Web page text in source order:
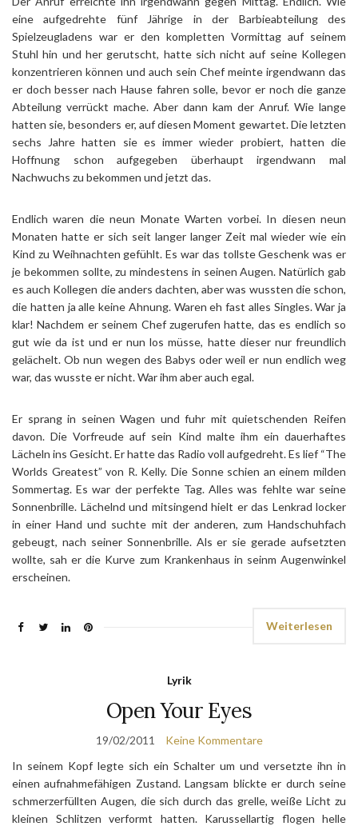
eine aufgedrehte fünf Jährige in der Barbieabteilung des
Spielzeugladens war er den kompletten Vormittag auf seinem
Stuhl hin und her gerutscht, hatte sich nicht auf seine Kollegen
konzentrieren können und auch sein Chef meinte irgendwann das
er doch besser nach Hause fahren solle, bevor er noch die ganze
Abteilung verrückt mache. Aber dann kam der Anruf. Wie lange
hatten sie, besonders er, auf diesen Moment gewartet. Die letzten
sechs Jahre hatten sie es immer wieder probiert, hatten die
Hoffnung schon aufgegeben überhaupt irgendwann mal
Nachwuchs zu bekommen und jetzt das.
Endlich waren die neun Monate Warten vorbei. In diesen neun
Monaten hatte er sich seit langer langer Zeit mal wieder wie ein
Kind zu Weihnachten gefühlt. Es war das tollste Geschenk was er
je bekommen sollte, zu mindestens in seinen Augen. Natürlich gab
es auch Kollegen die anders dachten, aber was wussten die schon,
die hatten ja alle keine Ahnung. Waren eh fast alles Singles. War ja
klar! Nachdem er seinem Chef zugerufen hatte, das es endlich so
gut wie da ist und er nun los müsse, hatte dieser nur freundlich
gelächelt. Ob nun wegen des Babys oder weil er nun endlich weg
war, das wusste er nicht. War ihm aber auch egal.
Er sprang in seinen Wagen und fuhr mit quietschenden Reifen
davon. Die Vorfreude auf sein Kind malte ihm ein dauerhaftes
Lächeln ins Gesicht. Er hatte das Radio voll aufgedreht. Es lief “The
Worlds Greatest” von R. Kelly. Die Sonne schien an einem milden
Sommertag. Es war der perfekte Tag. Alles was fehlte war seine
Sonnenbrille. Lächelnd und mitsingend hielt er das Lenkrad locker
in einer Hand und suchte mit der anderen, zum Handschuhfach
gebeugt, nach seiner Sonnenbrille. Als er sie gerade aufsetzten
wollte, sah er die Kurve zum Krankenhaus in seinm Augenwinkel
erscheinen.
Weiterlesen
Lyrik
Open Your Eyes
19/02/2011
Keine Kommentare
In seinem Kopf legte sich ein Schalter um und versetzte ihn in
einen aufnahmefähigen Zustand. Langsam blickte er durch seine
schmerzerfüllten Augen, die sich durch das grelle, weiße Licht zu
kleinen Schlitzen verformt hatten. Karussellartig flogen helle